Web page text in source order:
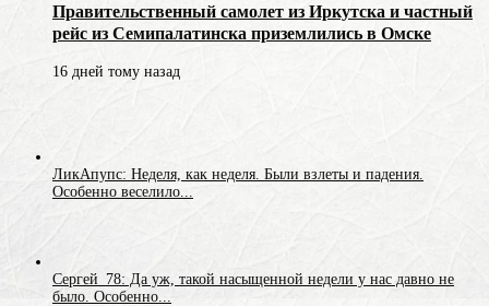
Правительственный самолет из Иркутска и частный
рейс из Семипалатинска приземлились в Омске
16 дней тому назад
ЛикАпупс: Неделя, как неделя. Были взлеты и падения.
Особенно веселило...
Сергей_78: Да уж, такой насыщенной недели у нас давно не
было. Особенно...